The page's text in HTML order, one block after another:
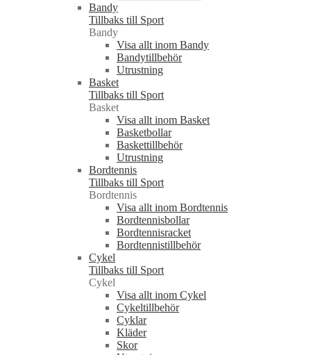
Bandy
Tillbaks till Sport
Bandy
Visa allt inom Bandy
Bandytillbehör
Utrustning
Basket
Tillbaks till Sport
Basket
Visa allt inom Basket
Basketbollar
Baskettillbehör
Utrustning
Bordtennis
Tillbaks till Sport
Bordtennis
Visa allt inom Bordtennis
Bordtennisbollar
Bordtennisracket
Bordtennistillbehör
Cykel
Tillbaks till Sport
Cykel
Visa allt inom Cykel
Cykeltillbehör
Cyklar
Kläder
Skor